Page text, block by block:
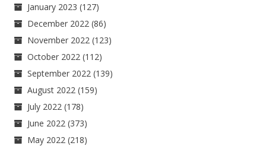
January 2023 (127)
December 2022 (86)
November 2022 (123)
October 2022 (112)
September 2022 (139)
August 2022 (159)
July 2022 (178)
June 2022 (373)
May 2022 (218)